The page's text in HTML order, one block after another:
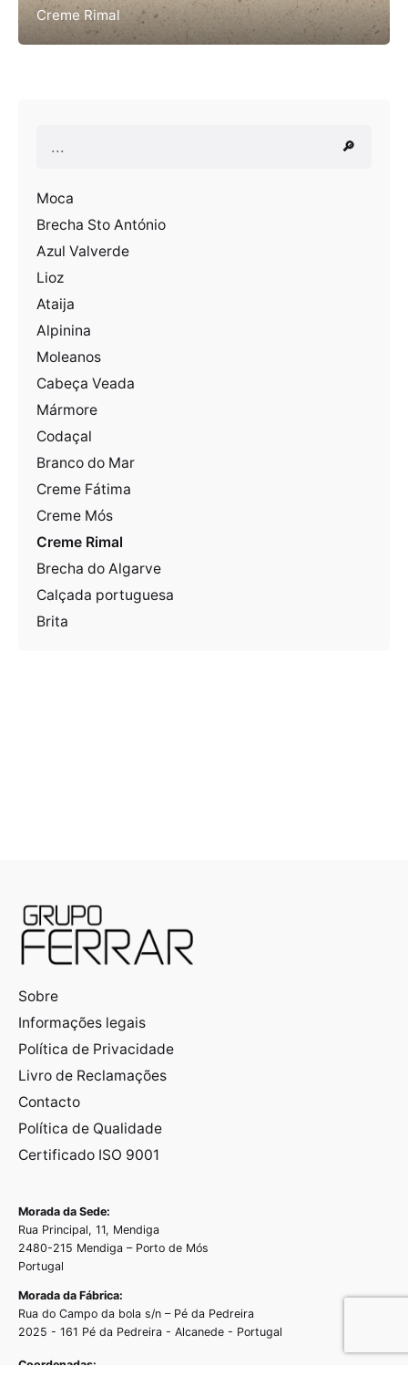
🔎
Moca
Brecha Sto António
Azul Valverde
Lioz
Ataija
Alpinina
Moleanos
Cabeça Veada
Mármore
Codaçal
Branco do Mar
Creme Fátima
Creme Mós
Creme Rimal
Brecha do Algarve
Calçada portuguesa
Brita
Creme Rimal
Sobre
Informações legais
Política de Privacidade
Livro de Reclamações
Contacto
Política de Qualidade
Certificado ISO 9001
Morada da Sede:
Rua Principal, 11, Mendiga
2480-215 Mendiga – Porto de Mós
Portugal
Morada da Fábrica:
Rua do Campo da bola s/n – Pé da Pedreira
2025 - 161 Pé da Pedreira - Alcanede - Portugal
Coordenadas: